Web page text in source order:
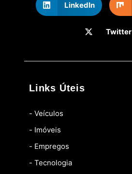
LinkedIn
Twitter
Links Úteis
- Veículos
- Imóveis
- Empregos
- Tecnologia